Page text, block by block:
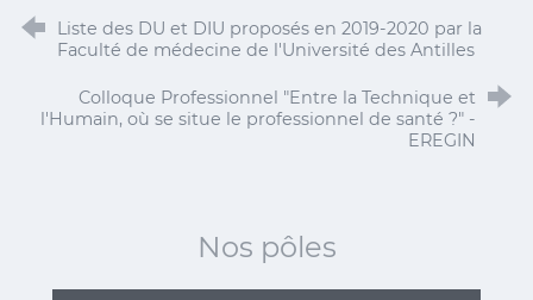
Liste des DU et DIU proposés en 2019-2020 par la
Faculté de médecine de l'Université des Antilles
Colloque Professionnel "Entre la Technique et
l'Humain, où se situe le professionnel de santé ?" -
EREGIN
Nos pôles